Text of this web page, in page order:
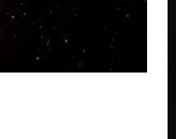
4 julio, 2026